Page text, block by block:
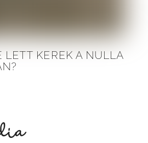
LETT KEREK A NULLA